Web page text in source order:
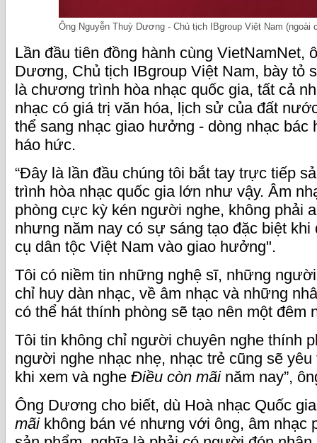
Ông Nguyễn Thuỳ Dương - Chủ tịch IBgroup Việt Nam (ngoài
Lần đầu tiên đồng hành cùng VietNamNet,
Dương, Chủ tịch IBgroup Việt Nam, bày tỏ
là chương trình hòa nhạc quốc gia, tất cả
nhạc có giá trị văn hóa, lịch sử của đất
thể sang nhạc giao hưởng - dòng nhạc bác
háo hức.
“Đây là lần đầu chúng tôi bắt tay trực tiếp
trình hòa nhạc quốc gia lớn như vậy. Âm
phòng cực kỳ kén người nghe, không phải
nhưng năm nay có sự sáng tạo đặc biệt
cụ dân tộc Việt Nam vào giao hưởng".
Tôi có niềm tin những nghệ sĩ, những
chỉ huy dàn nhạc, về âm nhạc và những
có thể hát thính phòng sẽ tạo nên một đêm
Tôi tin không chỉ người chuyên nghe thính
người nghe nhạc nhẹ, nhạc trẻ cũng sẽ
khi xem và nghe Điều còn mãi năm nay”,
Ông Dương cho biết, dù Hoà nhạc Quốc gia
mãi không bán vé nhưng với ông, âm nhạc